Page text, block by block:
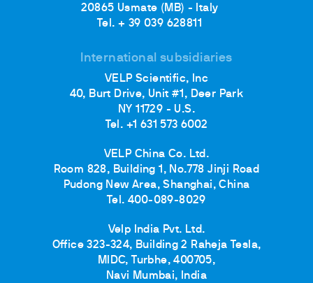
20865 Usmate (MB) - Italy
Tel. + 39 039 628811
International subsidiaries
VELP Scientific, Inc
40, Burt Drive, Unit #1, Deer Park
NY 11729 - U.S.
Tel. +1 631 573 6002
VELP China Co. Ltd.
Room 828, Building 1, No.778 Jinji Road
Pudong New Area, Shanghai, China
Tel. 400-089-8029
Velp India Pvt. Ltd.
Office 323-324, Building 2 Raheja Tesla,
MIDC, Turbhe, 400705,
Navi Mumbai, India